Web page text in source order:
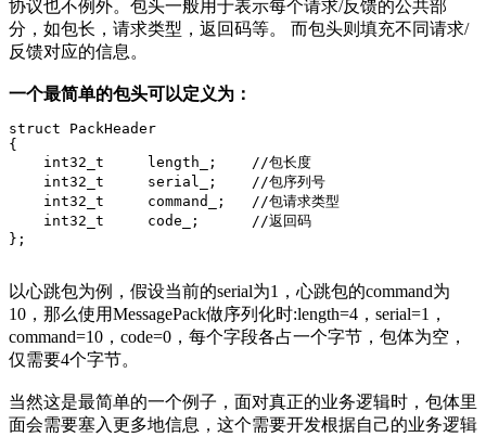
协议也不例外。包头一般用于表示每个请求/反馈的公共部
分，如包长，请求类型，返回码等。 而包头则填充不同请求/
反馈对应的信息。
一个最简单的包头可以定义为：
struct PackHeader
{
    int32_t     length_;    //包长度
    int32_t     serial_;    //包序列号
    int32_t     command_;   //包请求类型
    int32_t     code_;      //返回码
};
以心跳包为例，假设当前的serial为1，心跳包的command为
10，那么使用MessagePack做序列化时:length=4，serial=1，
command=10，code=0，每个字段各占一个字节，包体为空，
仅需要4个字节。
当然这是最简单的一个例子，面对真正的业务逻辑时，包体里
面会需要塞入更多地信息，这个需要开发根据自己的业务逻辑